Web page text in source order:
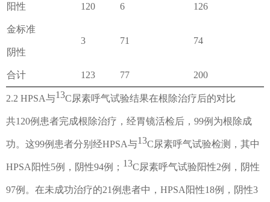
阳性 120 6 126
金标准
阴性
3 71 74
合计 123 77 200
2.2 HPSA与13C尿素呼气试验结果在根除治疗后的对比
共120例患者完成根除治疗，经胃镜活检后， 99例为根除成
功。这99例患者分别经HPSA与13C尿素呼气试验检测，其中
HPSA 阳性5例，阴性94例； 13C尿素呼气试验阳性2例，阴性
97例。在未成功治疗的21例患者中， HPSA 阳性18例，阴性3